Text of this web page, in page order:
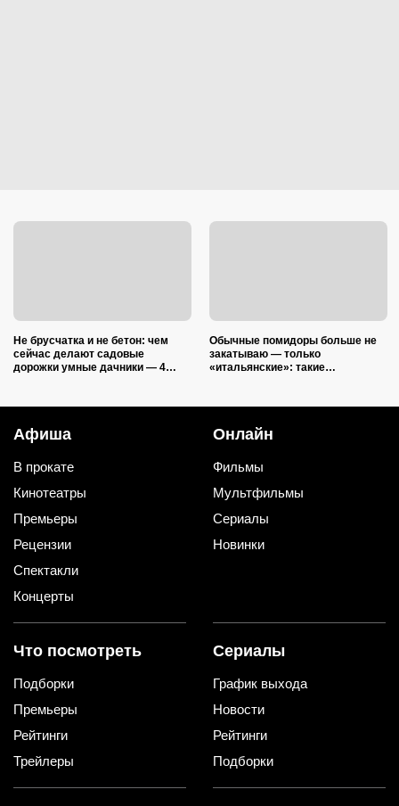
Не брусчатка и не бетон: чем
сейчас делают садовые
дорожки умные дачники — 4
Обычные помидоры больше не
закатываю — только
«итальянские»: такие
Афиша
В прокате
Кинотеатры
Премьеры
Рецензии
Спектакли
Концерты
Онлайн
Фильмы
Мультфильмы
Сериалы
Новинки
Что посмотреть
Подборки
Премьеры
Рейтинги
Трейлеры
Сериалы
График выхода
Новости
Рейтинги
Подборки